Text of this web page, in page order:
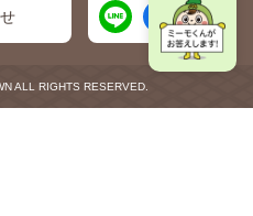
ALL RIGHTS RESERVED.